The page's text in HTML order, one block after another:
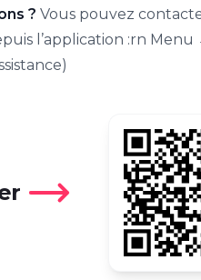
? Vous pouvez
l’application :rn